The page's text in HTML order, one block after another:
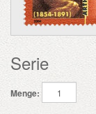
Serie
Menge: